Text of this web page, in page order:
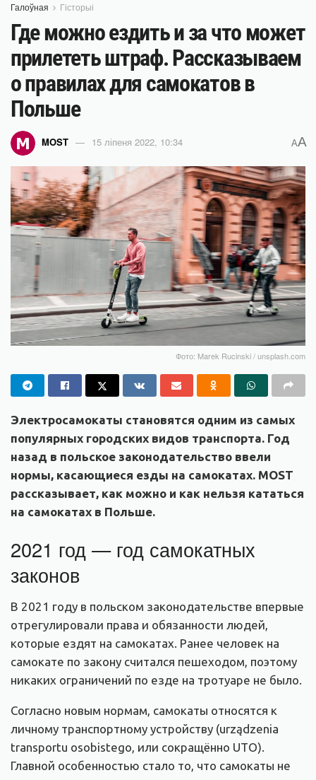
Галоўная Гісторыі
Где можно ездить и за что может
прилететь штраф. Рассказываем
о правилах для самокатов в
Польше
MOST 15 ліпеня 2022, 10:34 AA
Фото: Marek Rucinski / unsplash.com
Электросамокаты становятся одним из самых
популярных городских видов транспорта. Год
назад в польское законодательство ввели
нормы, касающиеся езды на самокатах. MOST
рассказывает, как можно и как нельзя кататься
на самокатах в Польше.
2021 год — год самокатных
законов
В 2021 году в польском законодательстве впервые
отрегулировали права и обязанности людей,
которые ездят на самокатах. Ранее человек на
самокате по закону считался пешеходом, поэтому
никаких ограничений по езде на тротуаре не было.
Согласно новым нормам, самокаты относятся к
личному транспортному устройству (urządzenia
transportu osobistego, или сокращённо UTO).
Главной особенностью стало то, что самокаты не